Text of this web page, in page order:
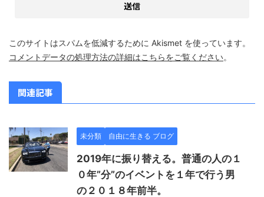
このサイトはスパムを低減するために Akismet を使っています。
コメントデータの処理方法の詳細はこちらをご覧ください。
関連記事
未分類 自由に生きる ブログ
2019年に振り替える。普通の人の１
０年”分”のイベントを１年で行う男
の２０１８年前半。